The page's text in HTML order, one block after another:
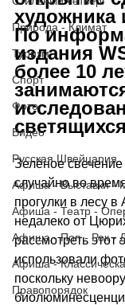
Природа - Климат
Туризм
Спорт
Фото
Видео
Русская Швейцария
Афиша - Выставки -
Афиша - Театр -
Афиша - Поп - Рок -
Афиша -
Правопорядок
художника
По
издания
более 10
Зелёное
случайно во
прогулки в лесу в
недалеко от
рассмотреть этот
использовали
поскольку